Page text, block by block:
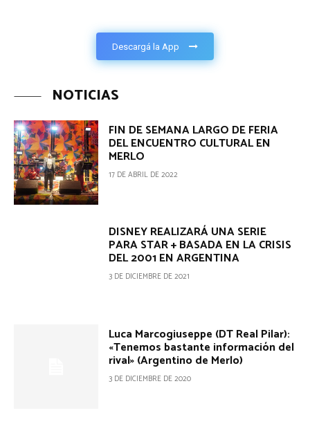
Descargá la App
NOTICIAS
FIN DE SEMANA LARGO DE FERIA
DEL ENCUENTRO CULTURAL EN
MERLO
17 DE ABRIL DE 2022
DISNEY REALIZARÁ UNA SERIE
PARA STAR + BASADA EN LA CRISIS
DEL 2001 EN ARGENTINA
3 DE DICIEMBRE DE 2021
Luca Marcogiuseppe (DT Real Pilar):
«Tenemos bastante información del
rival» (Argentino de Merlo)
3 DE DICIEMBRE DE 2020